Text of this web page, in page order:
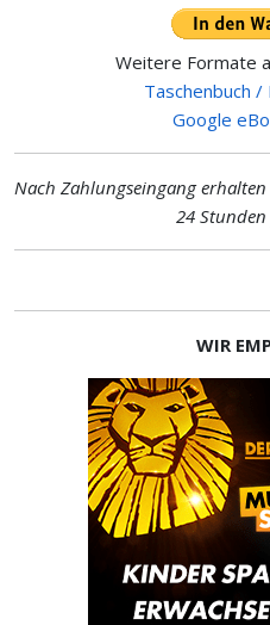
Weitere Formate
Taschenbuch
Google
Nach Zahlungseingang
24 Stunden
WIR